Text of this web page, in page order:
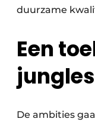
duurzame
Een
jungles
De ambities